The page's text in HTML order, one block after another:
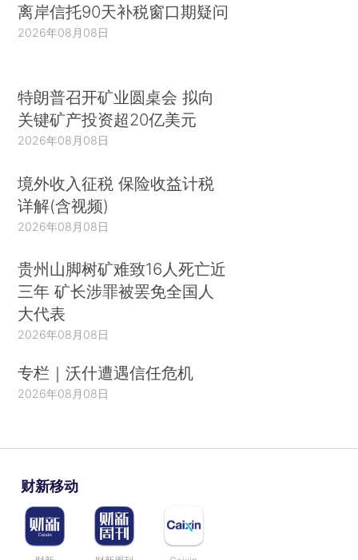
离岸信托90天补税窗口期疑问
2026年08月08日
特朗普召开矿业圆桌会 拟向
关键矿产投资超20亿美元
2026年08月08日
境外收入征税 保险收益计税
详解(含视频)
2026年08月08日
贵州山脚树矿难致16人死亡近
三年 矿长涉罪被罢免全国人
大代表
2026年08月08日
专栏｜沃什遭遇信任危机
2026年08月08日
财新移动